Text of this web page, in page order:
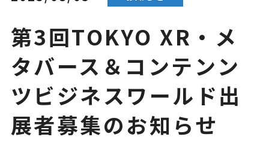
第3回TOKYO XR・メ
タバース＆コンテンン
ツビジネスワールド出
展者募集のお知らせ